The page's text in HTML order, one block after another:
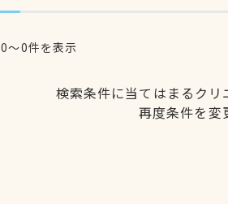
0〜0件を表示
検索条件に当てはまるクリ
再度条件を変